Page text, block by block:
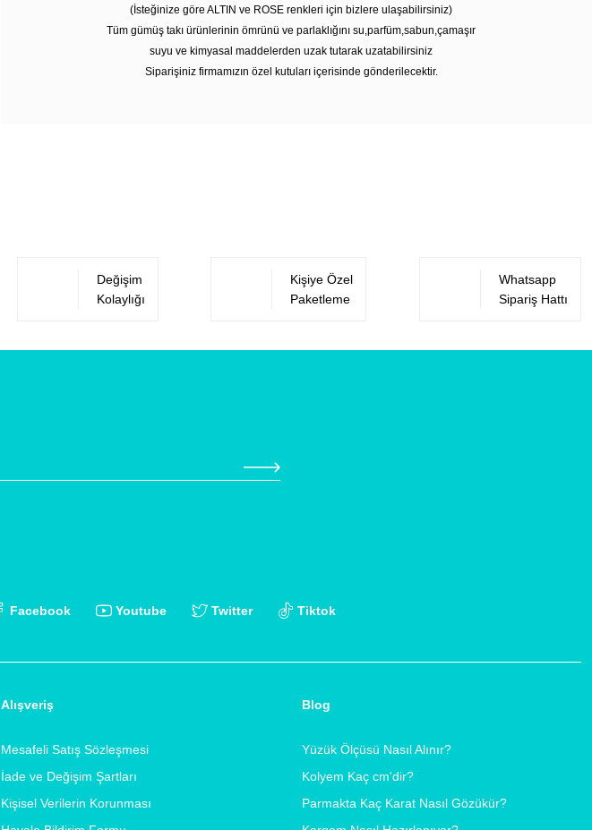
(İsteğinize göre ALTIN ve ROSE renkleri için bizlere ulaşabilirsiniz)
Tüm gümüş takı ürünlerinin ömrünü ve parlaklığını su,parfüm,sabun,çamaşır
suyu ve kimyasal maddelerden uzak tutarak uzatabilirsiniz
Siparişiniz firmamızın özel kutuları içerisinde gönderilecektir.
Değişim
Kolaylığı
Kişiye Özel
Paketleme
Whatsapp
Sipariş Hattı
Facebook Youtube Twitter Tiktok
Alışveriş
Mesafeli Satış Sözleşmesi
İade ve Değişim Şartları
Kişisel Verilerin Korunması
Blog
Yüzük Ölçüsü Nasıl Alınır?
Kolyem Kaç cm'dir?
Parmakta Kaç Karat Nasıl Gözükür?